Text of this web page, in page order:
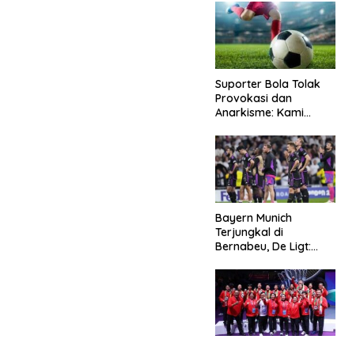
Suporter Bola Tolak
Provokasi dan
Anarkisme: Kami
Keamanan
Bayern Munich
Terjungkal di
Bernabeu, De Ligt: